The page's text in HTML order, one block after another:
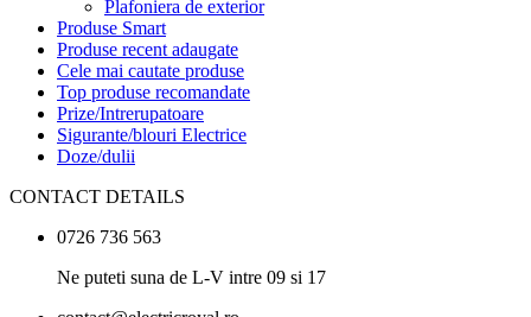
Plafoniera de exterior
Produse Smart
Produse recent adaugate
Cele mai cautate produse
Top produse recomandate
Prize/Intrerupatoare
Sigurante/blouri Electrice
Doze/dulii
CONTACT DETAILS
0726 736 563
Ne puteti suna de L-V intre 09 si 17